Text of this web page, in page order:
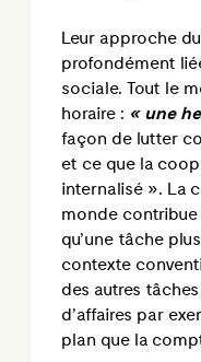
Leur approche
profondément
sociale. Tout le
horaire : « une
façon de lutter
et ce que la
internalisé ». La
monde
qu’une tâche
contexte
des autres
d’affaires par
plan que la